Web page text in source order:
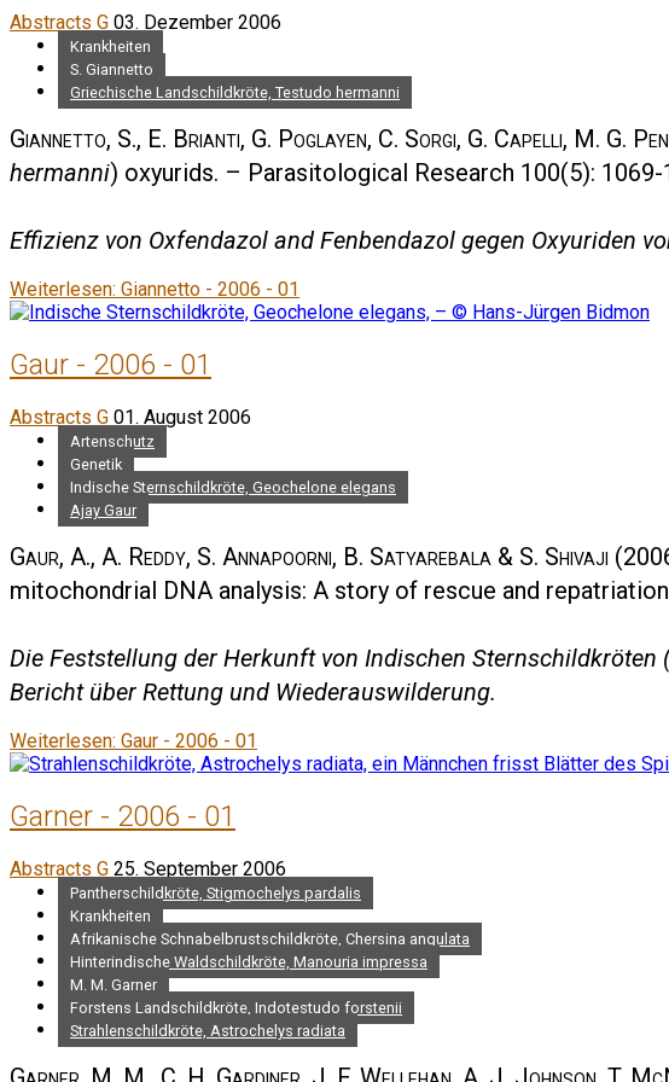
Abstracts G 03. Dezember 2006
Krankheiten
S. Giannetto
Griechische Landschildkröte, Testudo hermanni
Giannetto, S., E. Brianti, G. Poglayen, C. Sorgi, G. Capelli, M. G.
hermanni) oxyurids. – Parasitological Research 100(5): 1069-
Effizienz von Oxfendazol and Fenbendazol gegen Oxyuriden
Weiterlesen: Giannetto - 2006 - 01
Gaur - 2006 - 01
Abstracts G 01. August 2006
Artenschutz
Genetik
Indische Sternschildkröte, Geochelone elegans
Ajay Gaur
Gaur, A., A. Reddy, S. Annapoorni, B. Satyarebala & S. Shivaji
mitochondrial DNA analysis: A story of rescue and
Die Feststellung der Herkunft von Indischen Sternschildkröten
Bericht über Rettung und Wiederauswilderung.
Weiterlesen: Gaur - 2006 - 01
Garner - 2006 - 01
Abstracts G 25. September 2006
Pantherschildkröte, Stigmochelys pardalis
Krankheiten
Afrikanische Schnabelbrustschildkröte, Chersina angulata
Hinterindische Waldschildkröte, Manouria impressa
M. M. Garner
Forstens Landschildkröte, Indotestudo forstenii
Strahlenschildkröte, Astrochelys radiata